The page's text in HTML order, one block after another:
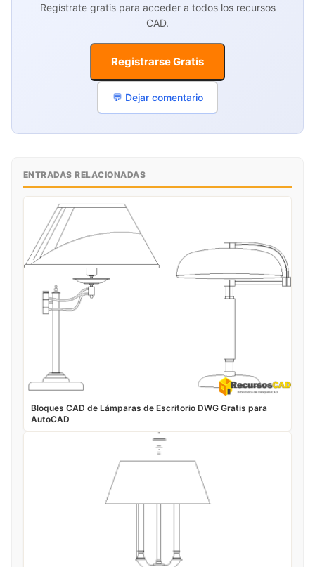
Regístrate gratis para acceder a todos los recursos
CAD.
Registrarse Gratis
💬 Dejar comentario
ENTRADAS RELACIONADAS
Bloques CAD de Lámparas de Escritorio DWG Gratis para
AutoCAD